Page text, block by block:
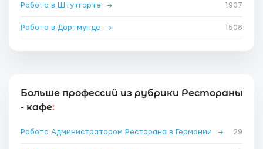
Работа в Штутгарте → 1907
Работа в Дортмунде → 1508
Больше профессий из рубрики Рестораны
- кафе:
Работа Администратором Ресторана в Германии → 29